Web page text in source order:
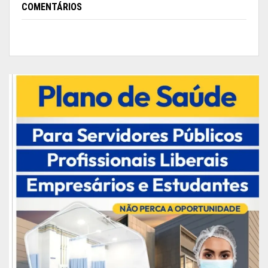
“Para nós o fato do Amapá ter entrado hoje para
Belém, mas quando o nosso próprio laboratório
foi autorizado a realizar diagnóstico de Covid-19
tivemos um salto muito grande no número de
casos confirmados, mas pela demanda
reprimida. Mesmo assim estamos adotando
todas as providências para combater a epidemia,
daí a necessidade de toda a população continuar
fazendo a sua parte”, disse ele.
Veja trecho da coletiva do
ministro Mandetta com a citação
COMENTÁRIOS